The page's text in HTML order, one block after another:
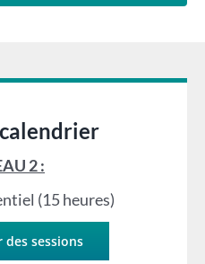
2 :
(15 heures)
des sessions